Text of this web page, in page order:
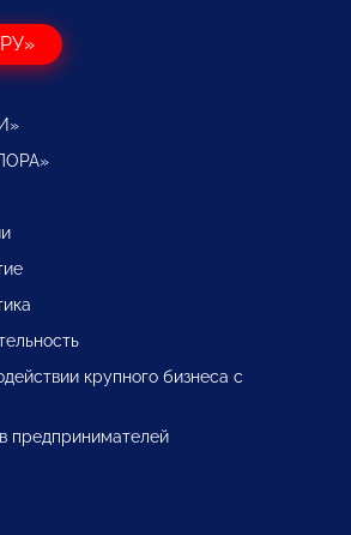
крупного бизнеса с
предпринимателей